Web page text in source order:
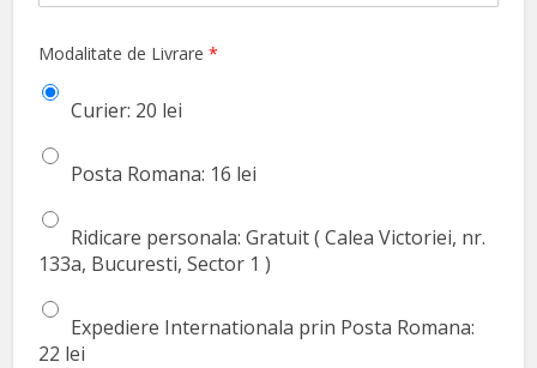
Modalitate de Livrare*
Curier: 20 lei
Posta Romana: 16 lei
Ridicare personala: Gratuit ( Calea Victoriei, nr.
133a, Bucuresti, Sector 1 )
Expediere Internationala prin Posta Romana:
22 lei